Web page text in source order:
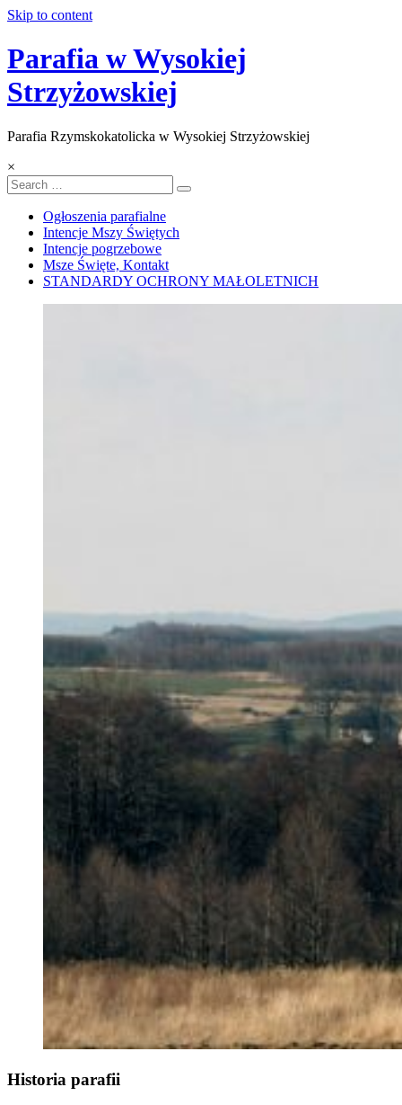
Skip to content
Parafia w Wysokiej
Strzyżowskiej
Parafia Rzymskokatolicka w Wysokiej Strzyżowskiej
×
Ogłoszenia parafialne
Intencje Mszy Świętych
Intencje pogrzebowe
Msze Święte, Kontakt
STANDARDY OCHRONY MAŁOLETNICH
Historia parafii